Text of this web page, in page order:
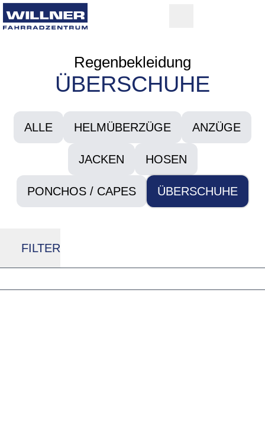
Regenbekleidung
ÜBERSCHUHE
ALLE HELMÜBERZÜGE ANZÜGE
JACKEN HOSEN
PONCHOS / CAPES ÜBERSCHUHE
FILTER